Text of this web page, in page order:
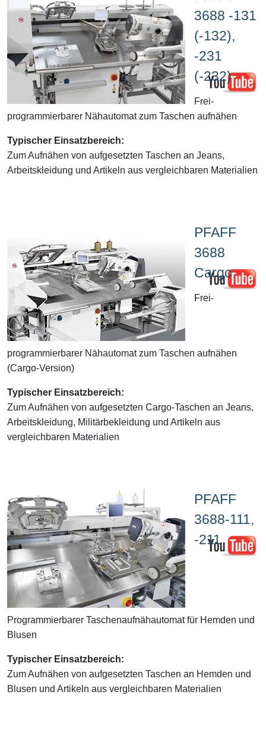
3688 -131
(-132),
-231
(-232)
Frei-
programmierbarer Nähautomat zum Taschen aufnähen
Typischer Einsatzbereich:
Zum Aufnähen von aufgesetzten Taschen an Jeans,
Arbeitskleidung und Artikeln aus vergleichbaren Materialien
PFAFF
3688
Cargo
Frei-
programmierbarer Nähautomat zum Taschen aufnähen
(Cargo-Version)
Typischer Einsatzbereich:
Zum Aufnähen von aufgesetzten Cargo-Taschen an Jeans,
Arbeitskleidung, Militärbekleidung und Artikeln aus
vergleichbaren Materialien
PFAFF
3688-111,
-211
Programmierbarer Taschenaufnähautomat für Hemden und
Blusen
Typischer Einsatzbereich:
Zum Aufnähen von aufgesetzten Taschen an Hemden und
Blusen und Artikeln aus vergleichbaren Materialien